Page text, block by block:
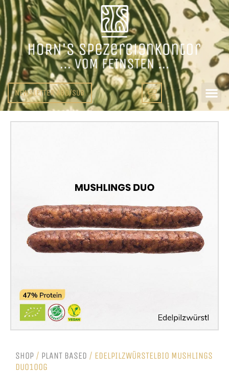
NEWSLETTER ABO/SUB
SHOP / PLANT BASED / EDELPILZWÜRSTELBIO MUSHLINGS
DUO100G